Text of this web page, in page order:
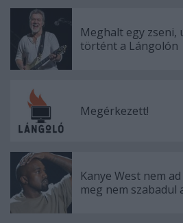
Meghalt egy zseni,
történt a Lángolón
Megérkezett!
Kanye West nem
meg nem szabadul